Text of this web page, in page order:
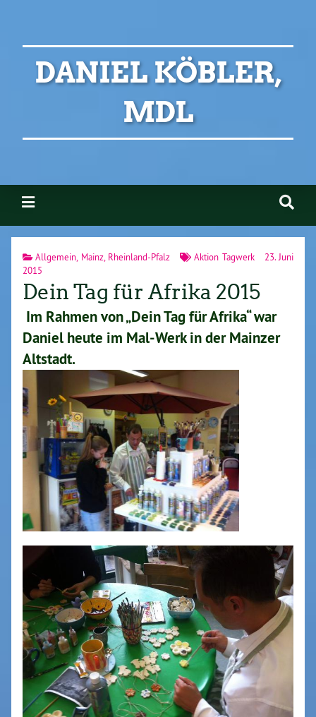
DANIEL KÖBLER,
MDL
Allgemein Mainz, Rheinland-Pfalz Aktion Tagwerk
23. Juni
2015
Dein Tag für Afrika 2015
Im Rahmen von „Dein Tag für Afrika“ war
Daniel heute im Mal-Werk in der Mainzer
Altstadt.